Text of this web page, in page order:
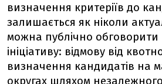
визначення критеріїв до
залишається як ніколи
можна публічно
ініціативу: відмову від
визначення кандидатів на
округах шляхом